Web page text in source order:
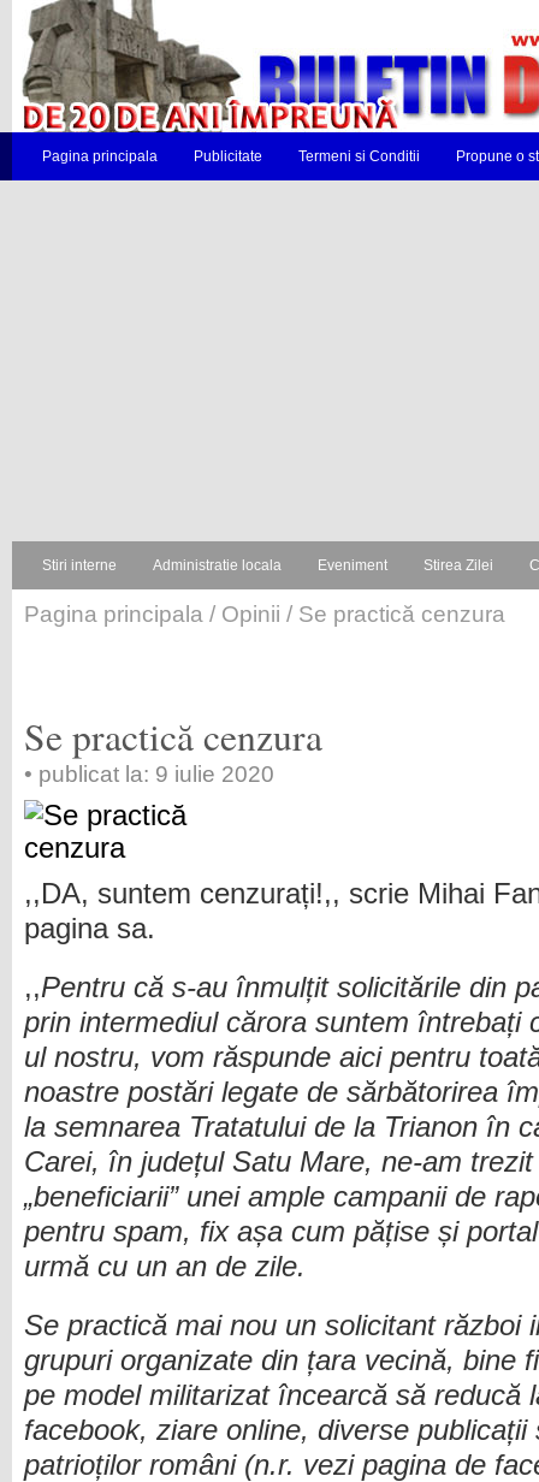
Pagina principala Publicitate Termeni si Conditii Propune o
Stiri interne Administratie locala Eveniment Stirea Zilei
Pagina principala / Opinii / Se practică cenzura
Se practică cenzura
• publicat la: 9 iulie 2020
,,DA, suntem cenzurați!,, scrie Mihai
pagina sa.
,,Pentru că s-au înmulțit solicitările din
prin intermediul cărora suntem întrebați
ul nostru, vom răspunde aici pentru
noastre postări legate de sărbătorirea
la semnarea Tratatului de la Trianon în
Carei, în județul Satu Mare, ne-am
„beneficiarii” unei ample campanii de
pentru spam, fix așa cum pățise și
urmă cu un an de zile.
Se practică mai nou un solicitant război
grupuri organizate din țara vecină, bine
pe model militarizat încearcă să reducă
facebook, ziare online, diverse publicații
patrioților români (n.r. vezi pagina de